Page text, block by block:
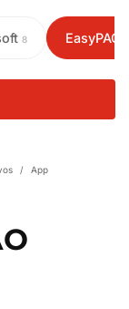
8 EasyPAC
/
App